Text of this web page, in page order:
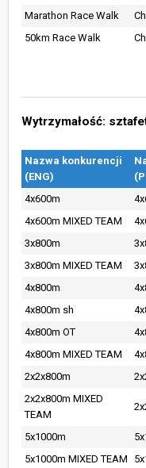
Marathon Race Walk
50km Race Walk
Wytrzymałość:
Nazwa konkurencji
(ENG)
4x600m
4x600m MIXED TEAM
3x800m
3x800m MIXED TEAM
4x800m
4x800m sh
4x800m OT
4x800m MIXED TEAM
2x2x800m
2x2x800m MIXED
TEAM
5x1000m
5x1000m MIXED TEAM